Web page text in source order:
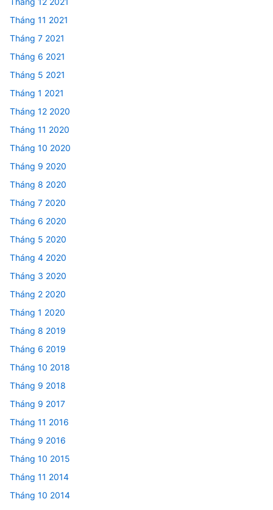
Tháng 11 2021
Tháng 7 2021
Tháng 6 2021
Tháng 5 2021
Tháng 1 2021
Tháng 12 2020
Tháng 11 2020
Tháng 10 2020
Tháng 9 2020
Tháng 8 2020
Tháng 7 2020
Tháng 6 2020
Tháng 5 2020
Tháng 4 2020
Tháng 3 2020
Tháng 2 2020
Tháng 1 2020
Tháng 8 2019
Tháng 6 2019
Tháng 10 2018
Tháng 9 2018
Tháng 9 2017
Tháng 11 2016
Tháng 9 2016
Tháng 10 2015
Tháng 11 2014
Tháng 10 2014